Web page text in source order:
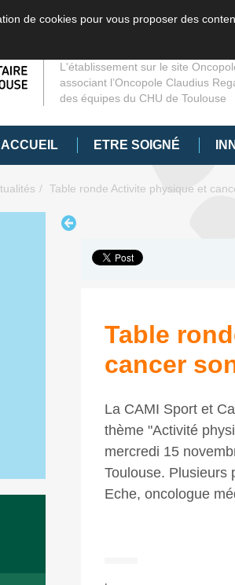
de cookies pour vous proposer des
L'établissement sur le site
associant l’Oncopole Claudius
des équipes du CHU de Toulouse
ETRE SOIGNÉ
Table ronde Activite physique et
Table
cancer
La CAMI Sport et
thème "Activité
mercredi 15
Toulouse. Plusieurs
Eche, oncologue